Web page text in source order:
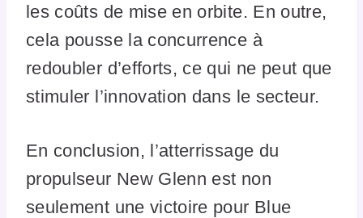
les coûts de mise en orbite. En outre,
cela pousse la concurrence à
redoubler d’efforts, ce qui ne peut que
stimuler l’innovation dans le secteur.
En conclusion, l’atterrissage du
propulseur New Glenn est non
seulement une victoire pour Blue